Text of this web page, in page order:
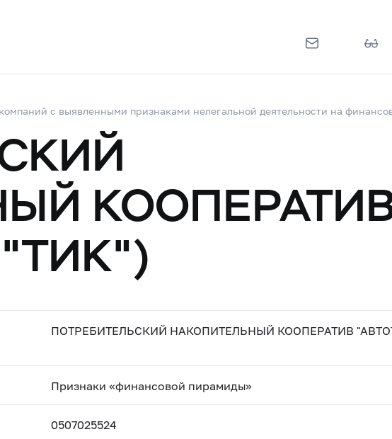
с выявленными признаками нелегальной деятельности на
ПОТРЕБИТЕЛЬСКИЙ НАКОПИТЕЛЬНЫЙ КООПЕРАТИВ
Признаки «финансовой пирамиды»
0507025524